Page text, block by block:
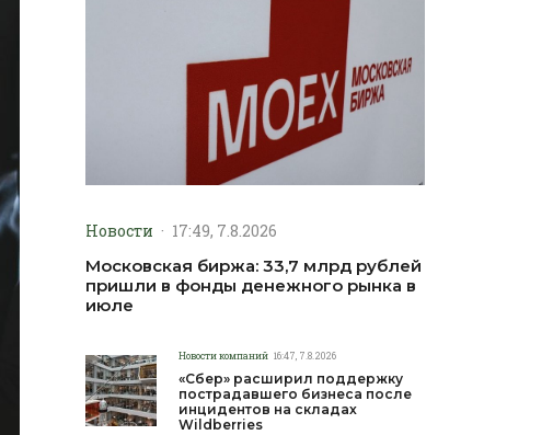
Новости · 17:49, 7.8.2026
Московская биржа: 33,7 млрд рублей
пришли в фонды денежного рынка в
июле
Новости компаний 16:47, 7.8.2026
«Сбер» расширил поддержку
пострадавшего бизнеса после
инцидентов на складах
Wildberries